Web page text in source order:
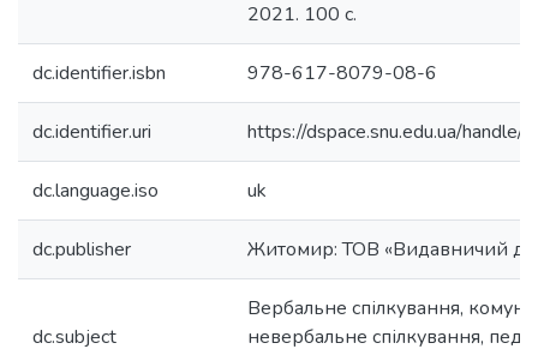
2021. 100 с.
dc.identifier.isbn 978-617-8079-08-6
dc.identifier.uri https://dspace.snu.edu.ua/
dc.language.iso uk
dc.publisher Житомир: ТОВ «Видавничий
dc.subject
Вербальне спілкування,
невербальне спілкування,